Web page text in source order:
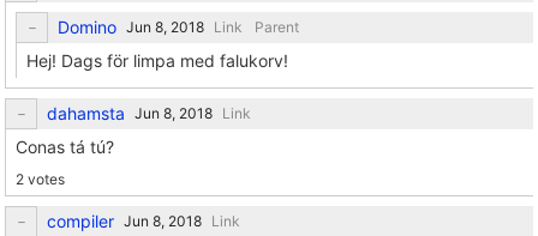
Domino Link Parent
Hej! Dags för limpa med falukorv!
dahamsta Link
Conas tá tú?
2 votes
compiler Link